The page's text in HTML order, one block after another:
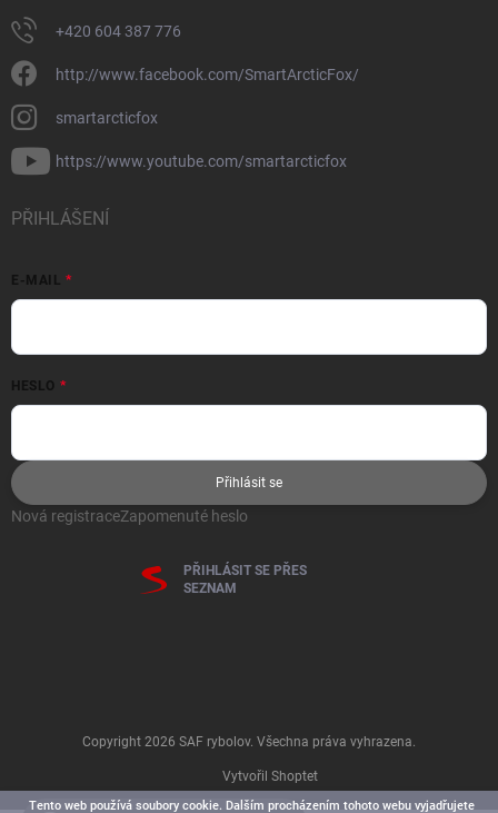
Tento web používá soubory cookie. Dalším procházením tohoto webu vyjadřujete
+420 604 387 776
http://www.facebook.com/SmartArcticFox/
smartarcticfox
https://www.youtube.com/smartarcticfox
PŘIHLÁŠENÍ
E-MAIL
HESLO
Přihlásit se
Nová registraceZapomenuté heslo
PŘIHLÁSIT SE PŘES
SEZNAM
Vytvořil Shoptet
Copyright 2026 SAF rybolov. Všechna práva vyhrazena.